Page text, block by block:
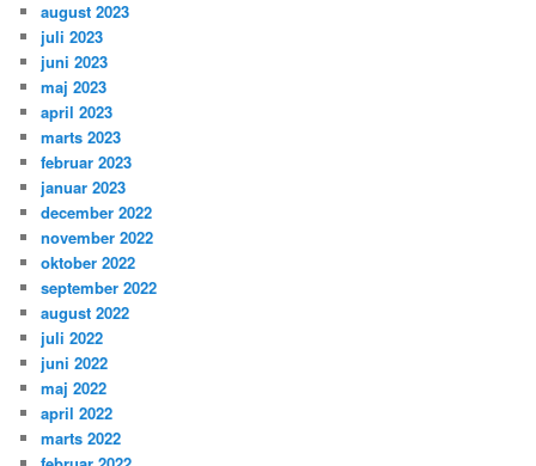
august 2023
juli 2023
juni 2023
maj 2023
april 2023
marts 2023
februar 2023
januar 2023
december 2022
november 2022
oktober 2022
september 2022
august 2022
juli 2022
juni 2022
maj 2022
april 2022
marts 2022